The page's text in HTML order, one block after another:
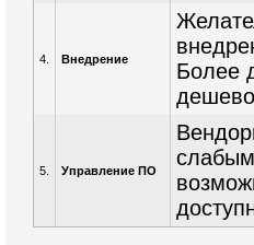
4. Внедрение
Более
5. Управление ПО